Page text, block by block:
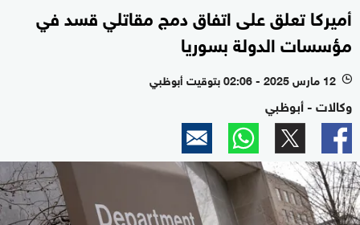
أميركا تعلق على اتفاق دمج مقاتلي قسد في
مؤسسات الدولة بسوريا
l 12 مارس 2025 - 02:06 بتوقيت أبوظبي
وكالات - أبوظبي